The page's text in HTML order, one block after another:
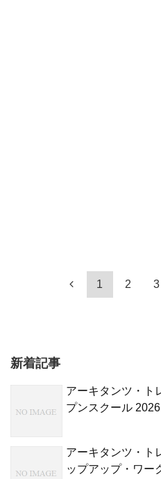
1 2 3
新着記事
アーキタンツ・ト
プンスクール 2026
アーキタンツ・ト
ップアップ・ワー